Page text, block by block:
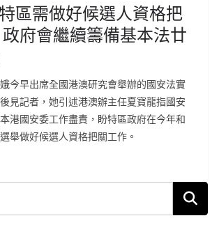
區需做好候選人資格把
府會繼續籌備基本法廿
今早出席全國港澳研究會舉辦的國安法實
見記者，她引述港澳辦主任夏寶龍指國安
港國安委工作盡責，盼特區政府在今年和
舉做好候選人資格把關工作。